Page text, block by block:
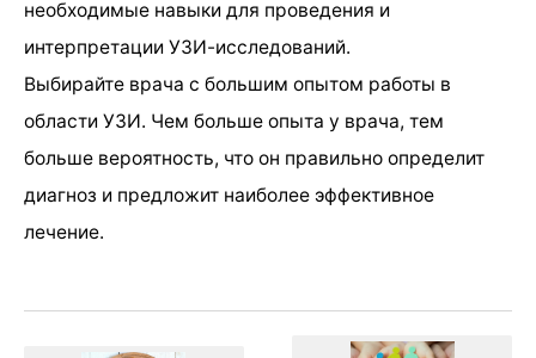
необходимые навыки для проведения и
интерпретации УЗИ-исследований.
Выбирайте врача с большим опытом работы в
области УЗИ. Чем больше опыта у врача, тем
больше вероятность, что он правильно определит
диагноз и предложит наиболее эффективное
лечение.